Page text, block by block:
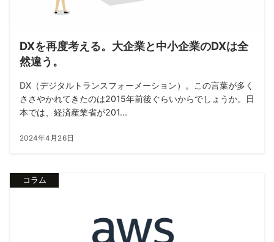
DXを再度考える。大企業と中小企業のDXは全
然違う。
DX（デジタルトランスフォーメーション）。この言葉が多く
ささやかれてきたのは2015年前後ぐらいからでしょうか。日
本では、経済産業省が201...
2024年4月26日
コラム